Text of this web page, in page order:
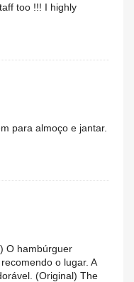
too !!! I highly
para almoço e jantar.
O hambúrguer
o lugar. A
(Original) The